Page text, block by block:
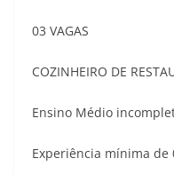
03 VAGAS
COZINHEIRO DE
Ensino Médio
Experiência mínima de